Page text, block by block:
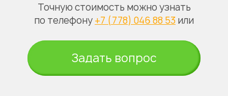
Точную стоимость можно узнать
по телефону +7 (778) 046 88 53 или
Задать вопрос